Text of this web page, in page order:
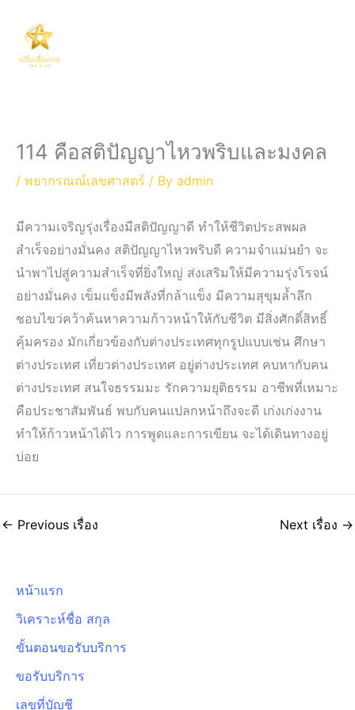
content
114 คือสติปัญญาไหวพริบและมงคล
/ พยากรณณ์เลขศาสตร์ / By admin
มีความเจริญรุ่งเรื่องมีสติปัญญาดี ทำให้ชีวิตประสพผล
สำเร็จอย่างมั่นคง สติปัญญาไหวพริบดี ความจำแม่นยำ จะ
นำพาไปสู่ความสำเร็จที่ยิ่งใหญ่ ส่งเสริมให้มีความรุ่งโรจน์
อย่างมั่นคง เข็มแข็งมีพลังที่กล้าแข็ง มีความสุขุมล้ำลึก
ชอบไขว่คว้าค้นหาความก้าวหน้าให้กับชีวิต มีสิ่งศักดิ์สิทธิ์
คุ้มครอง มักเกี่ยวข้องกับต่างประเทศทุกรูปแบบเช่น ศึกษา
ต่างประเทศ เที่ยวต่างประเทศ อยู่ต่างประเทศ คบหากับคน
ต่างประเทศ สนใจธรรมมะ รักความยุติธรรม อาชีพที่เหมาะ
คือประชาสัมพันธ์ พบกับคนแปลกหน้าถึงจะดี เก่งเก่งงาน
ทำให้ก้าวหน้าได้ไว การพูดและการเขียน จะได้เดินทางอยู่
บ่อย
← Previous เรื่อง Next เรื่อง →
หน้าแรก
วิเคราะห์ชื่อ สกุล
ขั้นตอนขอรับบริการ
ขอรับบริการ
เลขที่บัญชี